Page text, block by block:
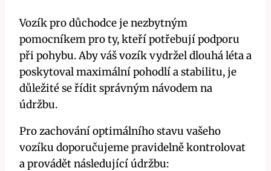
Vozík pro důchodce je nezbytným
pomocníkem pro ty, kteří potřebují podporu
při pohybu. Aby váš vozík vydržel dlouhá léta a
poskytoval maximální pohodlí a stabilitu, je
důležité se řídit správným návodem na
údržbu.
Pro zachování optimálního stavu vašeho
vozíku doporučujeme pravidelně kontrolovat
a provádět následující údržbu: